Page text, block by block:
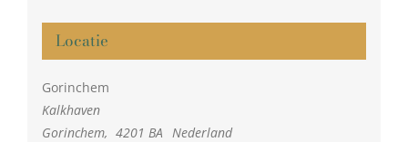
Locatie
Gorinchem
Kalkhaven
Gorinchem, 4201 BA
Nederland